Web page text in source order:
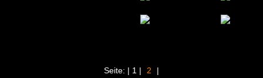
Seite: | 1 | 2 |